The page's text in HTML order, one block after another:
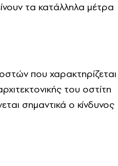
τα κατάλληλα μέτρα
που χαρακτηρίζεται
του οστίτη
σημαντικά ο κίνδυνος